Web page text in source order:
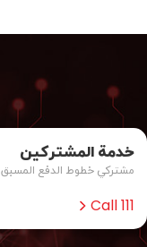
خدمة المشترکین
مشتركي خطوط الدفع المسبق
Call 111